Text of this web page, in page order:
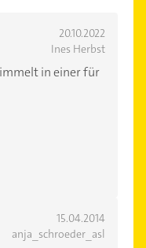
20.10.2022
Ines Herbst
in einer für
15.04.2014
anja_schroeder_asl